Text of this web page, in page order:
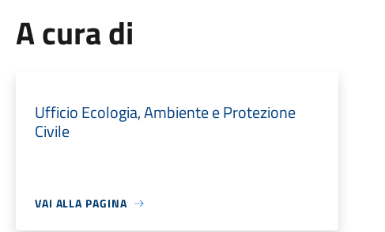
A cura di
Ufficio Ecologia, Ambiente e Protezione
Civile
VAI ALLA PAGINA